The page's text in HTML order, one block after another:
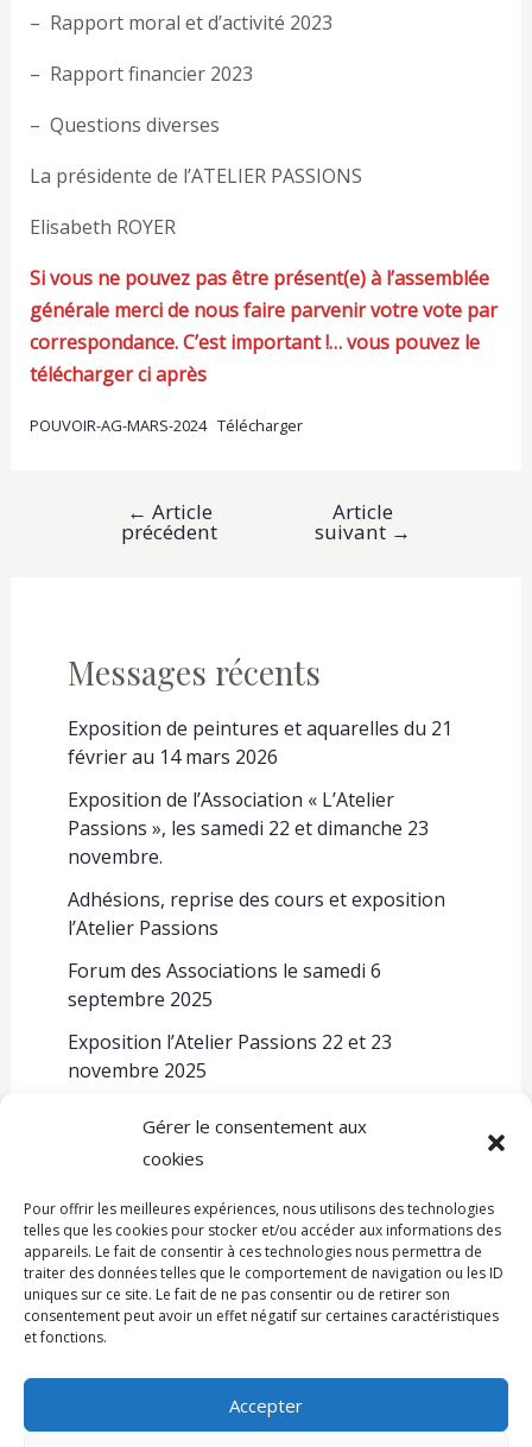
Gérer le consentement aux
cookies
Pour offrir les meilleures expériences, nous utilisons des technologies
telles que les cookies pour stocker et/ou accéder aux informations des
appareils. Le fait de consentir à ces technologies nous permettra de
traiter des données telles que le comportement de navigation ou les ID
uniques sur ce site. Le fait de ne pas consentir ou de retirer son
consentement peut avoir un effet négatif sur certaines caractéristiques
et fonctions.
Accepter
– Rapport moral et d’activité 2023
– Rapport financier 2023
– Questions diverses
La présidente de l’ATELIER PASSIONS
Elisabeth ROYER
Si vous ne pouvez pas être présent(e) à l’assemblée
générale merci de nous faire parvenir votre vote par
correspondance. C’est important !… vous pouvez le
télécharger ci après
POUVOIR-AG-MARS-2024 Télécharger
Navigation
← Article
précédent
Article
suivant →
Messages récents
Exposition de peintures et aquarelles du 21
février au 14 mars 2026
Exposition de l’Association « L’Atelier
Passions », les samedi 22 et dimanche 23
novembre.
Adhésions, reprise des cours et exposition
l’Atelier Passions
Forum des Associations le samedi 6
septembre 2025
Exposition l’Atelier Passions 22 et 23
novembre 2025
© Copyright 2026 Atelier Passions.
L’association
Nos activités